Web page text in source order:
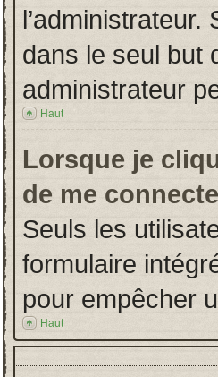
dans le seul but
administrateur
Haut
Lorsque je
de me
Seuls les
formulaire
pour empêcher
Haut